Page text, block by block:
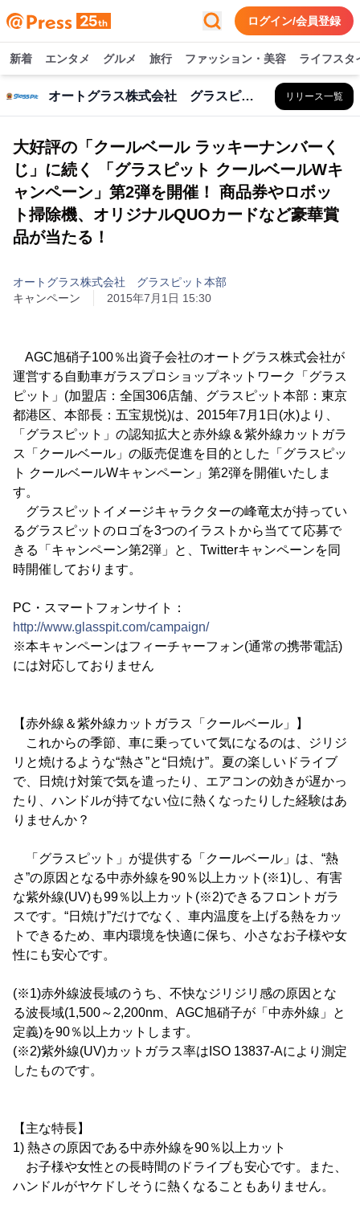
ログイン/会員登録
新着 エンタメ グルメ 旅行 ファッション・美容 ライフスタ
オートグラス株式会社 グラスピット本部 リリース一覧
大好評の「クールベール ラッキーナンバーく
じ」に続く 「グラスピット クールベールWキ
ャンペーン」第2弾を開催！ 商品券やロボッ
ト掃除機、オリジナルQUOカードなど豪華賞
品が当たる！
オートグラス株式会社 グラスピット本部
キャンペーン
2015年7月1日 15:30
AGC旭硝子100％出資子会社のオートグラス株式会社が
運営する自動車ガラスプロショップネットワーク「グラス
ピット」(加盟店：全国306店舗、グラスピット本部：東京
都港区、本部長：五宝規悦)は、2015年7月1日(水)より、
「グラスピット」の認知拡大と赤外線＆紫外線カットガラ
ス「クールベール」の販売促進を目的とした「グラスピッ
ト クールベールWキャンペーン」第2弾を開催いたしま
す。
グラスピットイメージキャラクターの峰竜太が持ってい
るグラスピットのロゴを3つのイラストから当てて応募で
きる「キャンペーン第2弾」と、Twitterキャンペーンを同
時開催しております。
PC・スマートフォンサイト：
http://www.glasspit.com/campaign/
※本キャンペーンはフィーチャーフォン(通常の携帯電話)
には対応しておりません
【赤外線＆紫外線カットガラス「クールベール」】
これからの季節、車に乗っていて気になるのは、ジリジ
リと焼けるような“熱さ”と“日焼け”。夏の楽しいドライブ
で、日焼け対策で気を遣ったり、エアコンの効きが遅かっ
たり、ハンドルが持てない位に熱くなったりした経験はあ
りませんか？
「グラスピット」が提供する「クールベール」は、“熱
さ”の原因となる中赤外線を90％以上カット(※1)し、有害
な紫外線(UV)も99％以上カット(※2)できるフロントガラ
スです。“日焼け”だけでなく、車内温度を上げる熱をカッ
トできるため、車内環境を快適に保ち、小さなお子様や女
性にも安心です。
(※1)赤外線波長域のうち、不快なジリジリ感の原因とな
る波長域(1,500～2,200nm、AGC旭硝子が「中赤外線」と
定義)を90％以上カットします。
(※2)紫外線(UV)カットガラス率はISO 13837-Aにより測定
したものです。
【主な特長】
1) 熱さの原因である中赤外線を90％以上カット
お子様や女性との長時間のドライブも安心です。また、
ハンドルがヤケドしそうに熱くなることもありません。